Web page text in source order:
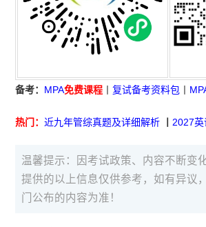
备考： MPA免费课程 丨复试备考资料包
热门：近九年管综真题及详细解析 丨2027
温馨提示：因考试政策、内容不断变
提供的以上信息仅供参考，如有异议
门公布的内容为准！